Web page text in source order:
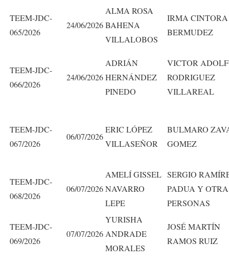
TEEM-JDC-
065/2026
24/06/2026
ALMA ROSA
BAHENA
VILLALOBOS
IRMA CINTORA
BERMUDEZ
TEEM-JDC-
066/2026
24/06/2026
ADRIÁN
HERNÁNDEZ
PINEDO
VICTOR
RODRIGUEZ
VILLAREAL
TEEM-JDC-
067/2026
06/07/2026
ERIC LÓPEZ
VILLASEÑOR
BULMARO
GOMEZ
TEEM-JDC-
068/2026
06/07/2026
AMELÍ GISSEL
NAVARRO
LEPE
SERGIO
PADUA Y
PERSONAS
TEEM-JDC-
069/2026
07/07/2026
YURISHA
ANDRADE
MORALES
JOSÉ MARTÍN
RAMOS RUIZ